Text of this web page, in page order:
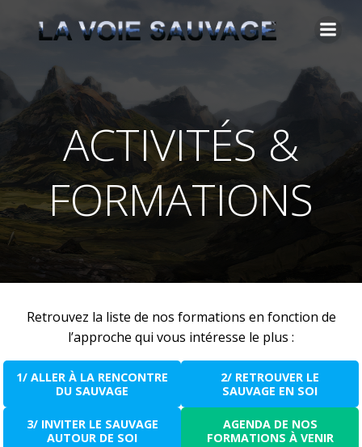
au
ACTIVITÉS &
FORMATIONS
Retrouvez la liste de nos formations en fonction de
l’approche qui vous intéresse le plus :
1/ ALLER À LA RENCONTRE
DU SAUVAGE
2/ RETROUVER LE
SAUVAGE EN SOI
3/ INVITER LE SAUVAGE
AUTOUR DE SOI
AGENDA DE NOS
FORMATIONS À VENIR